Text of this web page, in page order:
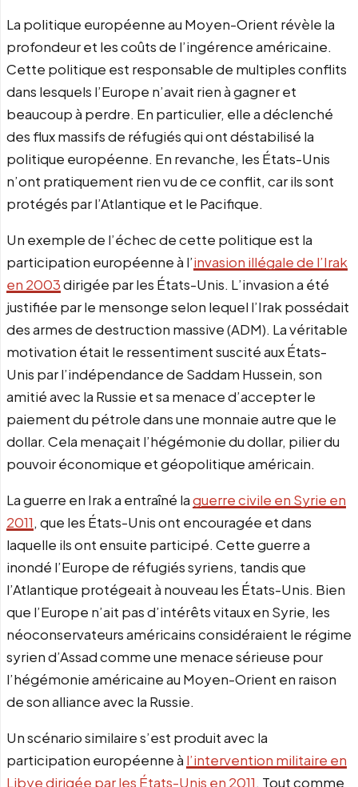
La politique européenne au Moyen-Orient révèle la
profondeur et les coûts de l’ingérence américaine.
Cette politique est responsable de multiples conflits
dans lesquels l’Europe n’avait rien à gagner et
beaucoup à perdre. En particulier, elle a déclenché
des flux massifs de réfugiés qui ont déstabilisé la
politique européenne. En revanche, les États-Unis
n’ont pratiquement rien vu de ce conflit, car ils sont
protégés par l’Atlantique et le Pacifique.
Un exemple de l’échec de cette politique est la
participation européenne à l’invasion illégale de l’Irak
en 2003dirigée par les États-Unis. L’invasion a été
justifiée par le mensonge selon lequel l’Irak possédait
des armes de destruction massive (ADM). La véritable
motivation était le ressentiment suscité aux États-
Unis par l’indépendance de Saddam Hussein, son
amitié avec la Russie et sa menace d’accepter le
paiement du pétrole dans une monnaie autre que le
dollar. Cela menaçait l’hégémonie du dollar, pilier du
pouvoir économique et géopolitique américain.
La guerre en Irak a entraîné laguerre civile en Syrie en
2011, que les États-Unis ont encouragée et dans
laquelle ils ont ensuite participé. Cette guerre a
inondé l’Europe de réfugiés syriens, tandis que
l’Atlantique protégeait à nouveau les États-Unis. Bien
que l’Europe n’ait pas d’intérêts vitaux en Syrie, les
néoconservateurs américains considéraient le régime
syrien d’Assad comme une menace sérieuse pour
l’hégémonie américaine au Moyen-Orient en raison
de son alliance avec la Russie.
Un scénario similaire s’est produit avec la
participation européenne à l’intervention militaire en
Libye dirigée par les États-Unis en 2011. Tout comme